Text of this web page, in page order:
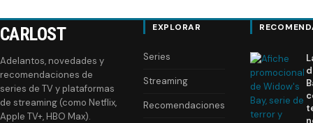
entradas
CARLOST
Adelantos, novedades y
recomendaciones de
series de TV y plataformas
de streaming (como Netflix,
Apple TV+, HBO Max).
EXPLORAR
Series
Streaming
Recomendaciones